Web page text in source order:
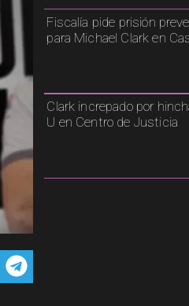
Fiscalía pide prisión
para Michael Clark en
Clark increpado por
U en Centro de Justicia